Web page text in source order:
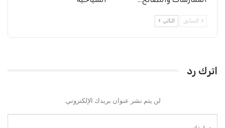
السابق التالي
اترك رد
لن يتم نشر عنوان بريدك الإلكتروني.